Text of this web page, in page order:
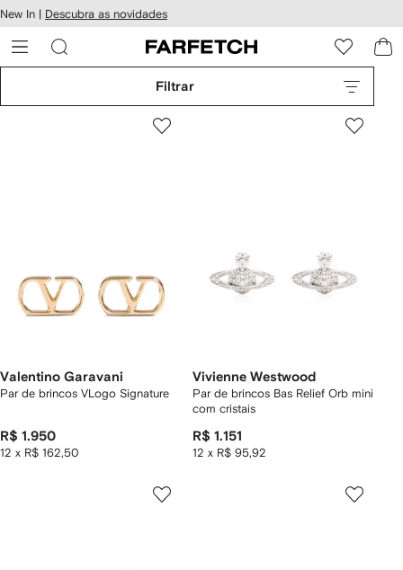
o
New In | Descubra as novidades
Filtrar
Valentino Garavani
Par de brincos VLogo Signature
R$ 1.950
12 x R$ 162,50
Vivienne Westwood
Par de brincos Bas Relief Orb mini
com cristais
R$ 1.151
12 x R$ 95,92